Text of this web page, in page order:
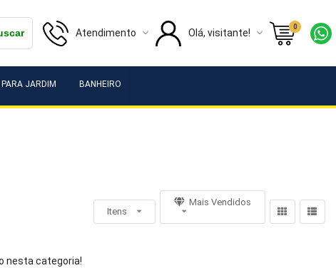
Atendimento Olá, visitante!
0
JARDIM BANHEIRO
Itens
Mais Vendidos
nesta categoria!